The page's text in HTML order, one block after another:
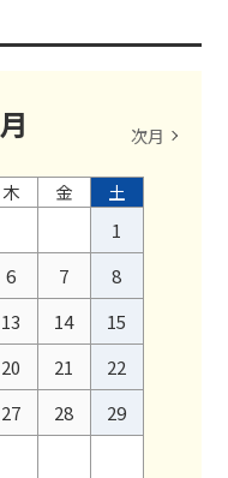
月 次月
木 金
土
1
6 7
8
13 14
15
20 21
22
27 28
29